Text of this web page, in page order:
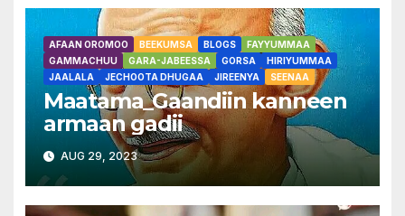
AFAAN OROMOO BEEKUMSA BLOGS
FAYYUMMAA
GAMMACHUU
GARA-JABEESSA GORSA
HIRIYUMMAA
JAALALA
JECHOOTA DHUGAA JIREENYA SEENAA
Maatama_Gaandiin kanneen
armaan gadii
AUG 29, 2023